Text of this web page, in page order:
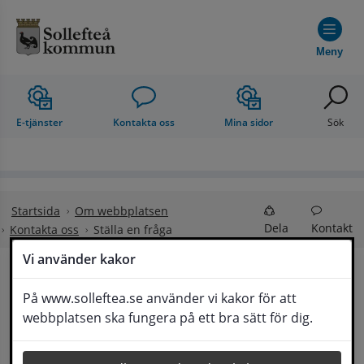
Vi använder kakor
På www.solleftea.se använder vi kakor för att
webbplatsen ska fungera på ett bra sätt för dig.
Meny
E-tjänster Kontakta oss Mina sidor Sök
Startsida
Om webbplatsen
Kontakta oss
Ställa en fråga Dela Kontakt
Ställa en fråga
Om din fråga är omfattande kan det bli aktuellt